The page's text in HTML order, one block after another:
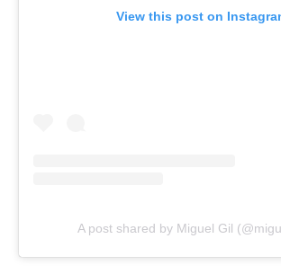
View this post on
A post shared by Miguel Gil